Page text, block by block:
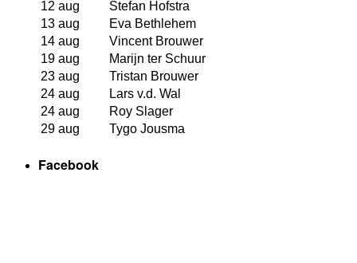
12 aug
Stefan Hofstra
13 aug
Eva Bethlehem
14 aug
Vincent Brouwer
19 aug
Marijn ter Schuur
23 aug
Tristan Brouwer
24 aug
Lars v.d. Wal
24 aug
Roy Slager
29 aug
Tygo Jousma
Facebook